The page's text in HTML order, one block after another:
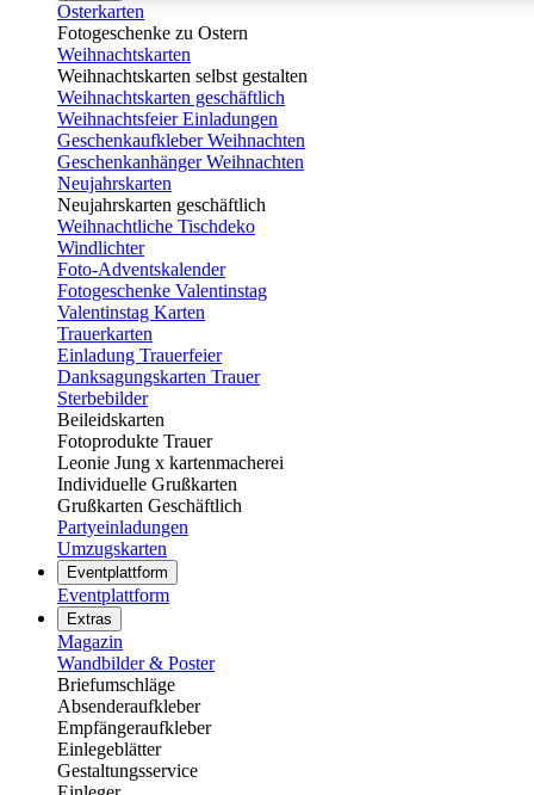
Osterkarten
Fotogeschenke zu Ostern
Weihnachtskarten
Weihnachtskarten selbst gestalten
Weihnachtskarten geschäftlich
Weihnachtsfeier Einladungen
Geschenkaufkleber Weihnachten
Geschenkanhänger Weihnachten
Neujahrskarten
Neujahrskarten geschäftlich
Weihnachtliche Tischdeko
Windlichter
Foto-Adventskalender
Fotogeschenke Valentinstag
Valentinstag Karten
Trauerkarten
Einladung Trauerfeier
Danksagungskarten Trauer
Sterbebilder
Beileidskarten
Fotoprodukte Trauer
Leonie Jung x kartenmacherei
Individuelle Grußkarten
Grußkarten Geschäftlich
Partyeinladungen
Umzugskarten
Eventplattform
Eventplattform
Extras
Magazin
Wandbilder & Poster
Briefumschläge
Absenderaufkleber
Empfängeraufkleber
Einlegeblätter
Gestaltungsservice